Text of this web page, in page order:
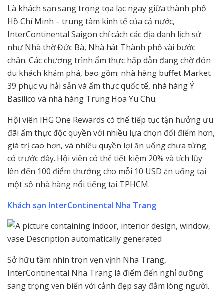
Là khách sạn sang trọng tọa lạc ngay giữa thành phố
Hồ Chí Minh – trung tâm kinh tế của cả nước,
InterContinental Saigon chỉ cách các địa danh lịch sử
như Nhà thờ Đức Bà, Nhà hát Thành phố vài bước
chân. Các chương trình ẩm thực hấp dẫn đang chờ đón
du khách khám phá, bao gồm: nhà hàng buffet Market
39 phục vụ hải sản và ẩm thực quốc tế, nhà hàng Ý
Basilico và nhà hàng Trung Hoa Yu Chu.
Hội viên IHG One Rewards có thể tiếp tục tận hưởng ưu
đãi ẩm thực độc quyền với nhiều lựa chọn đổi điểm hơn,
giá trị cao hơn, và nhiều quyền lợi ăn uống chưa từng
có trước đây. Hội viên có thể tiết kiệm 20% và tích lũy
lên đến 100 điểm thưởng cho mỗi 10 USD ăn uống tại
một số nhà hàng nổi tiếng tại TPHCM.
Khách sạn InterContinental Nha Trang
Sở hữu tầm nhìn trọn vẹn vịnh Nha Trang,
InterContinental Nha Trang là điểm đến nghỉ dưỡng
sang trọng ven biển với cảnh đẹp say đắm lòng người.